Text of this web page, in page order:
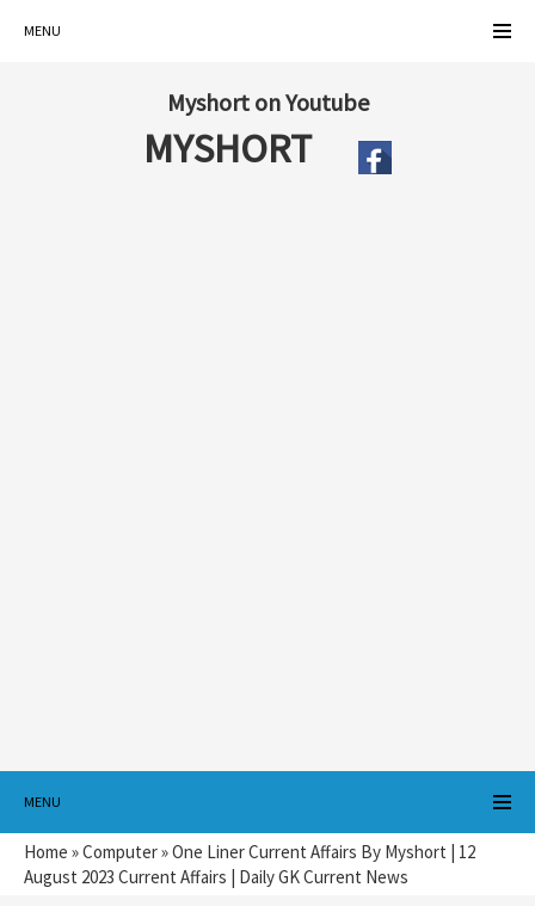
MENU
Myshort on Youtube
MYSHORT
MENU
Home »Computer»One Liner Current Affairs By Myshort | 12
August 2023 Current Affairs | Daily GK Current News